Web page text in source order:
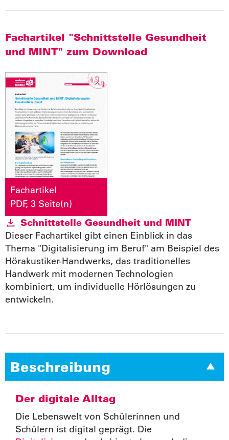
Fachartikel "Schnittstelle Gesundheit
und MINT" zum Download
Fachartikel
PDF, 3 Seite(n)
Schnittstelle Gesundheit und MINT
Dieser Fachartikel gibt einen Einblick in das
Thema "Digitalisierung im Beruf" am Beispiel des
Hörakustiker-Handwerks, das traditionelles
Handwerk mit modernen Technologien
kombiniert, um individuelle Hörlösungen zu
entwickeln.
Beschreibung
Der digitale Alltag
Die Lebenswelt von Schülerinnen und
Schülern ist digital geprägt. Die